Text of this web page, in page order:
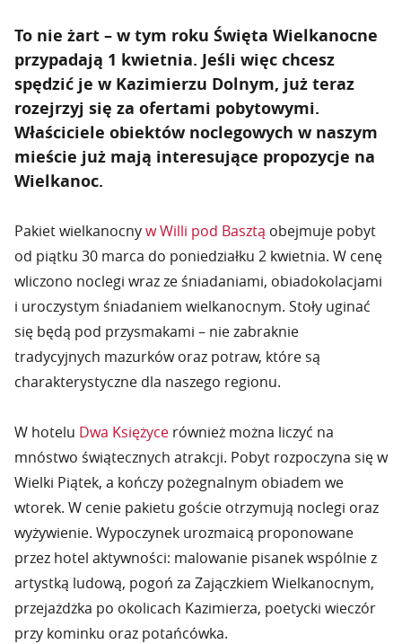
To nie żart – w tym roku Święta Wielkanocne
przypadają 1 kwietnia. Jeśli więc chcesz
spędzić je w Kazimierzu Dolnym, już teraz
rozejrzyj się za ofertami pobytowymi.
Właściciele obiektów noclegowych w naszym
mieście już mają interesujące propozycje na
Wielkanoc.
Pakiet wielkanocnyw Willi pod Basztą obejmuje pobyt
od piątku 30 marca do poniedziałku 2 kwietnia. W cenę
wliczono noclegi wraz ze śniadaniami, obiadokolacjami
i uroczystym śniadaniem wielkanocnym. Stoły uginać
się będą pod przysmakami – nie zabraknie
tradycyjnych mazurków oraz potraw, które są
charakterystyczne dla naszego regionu.
W hotelu Dwa Księżyce również można liczyć na
mnóstwo świątecznych atrakcji. Pobyt rozpoczyna się w
Wielki Piątek, a kończy pożegnalnym obiadem we
wtorek. W cenie pakietu goście otrzymują noclegi oraz
wyżywienie. Wypoczynek urozmaicą proponowane
przez hotel aktywności: malowanie pisanek wspólnie z
artystką ludową, pogoń za Zajączkiem Wielkanocnym,
przejażdżka po okolicach Kazimierza, poetycki wieczór
przy kominku oraz potańcówka.